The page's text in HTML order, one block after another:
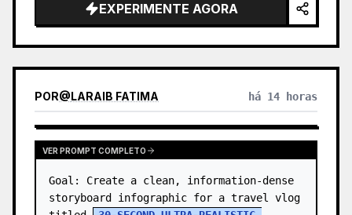
EXPERIMENTE AGORA
POR@LARAIB FATIMA‎ há 14 horas
VER PROMPT COMPLETO
Goal: Create a clean, information-dense
storyboard infographic for a travel vlog